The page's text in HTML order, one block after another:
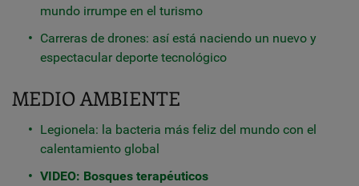
mundo irrumpe en el turismo
Carreras de drones: así está naciendo un nuevo y
espectacular deporte tecnológico
MEDIO AMBIENTE
Legionela: la bacteria más feliz del mundo con el
calentamiento global
VIDEO: Bosques terapéuticos